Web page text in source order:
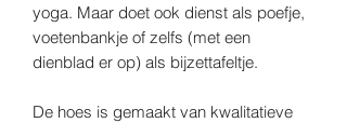
yoga. Maar doet ook dienst als poefje,
voetenbankje of zelfs (met een
dienblad er op) als bijzettafeltje.
De hoes is gemaakt van kwalitatieve